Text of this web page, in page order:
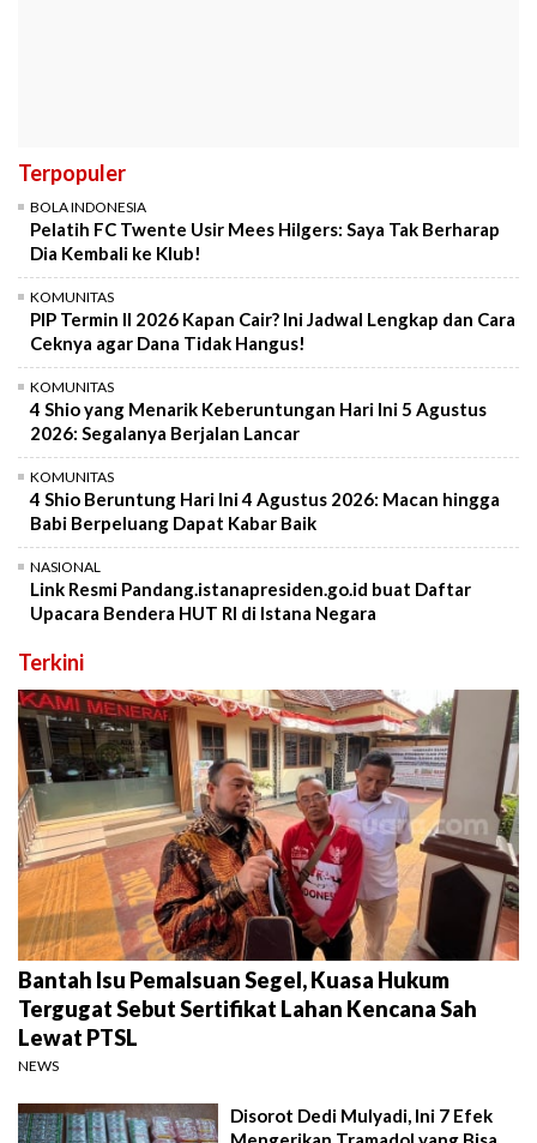
Terpopuler
BOLA INDONESIA
Pelatih FC Twente Usir Mees Hilgers: Saya Tak Berharap
Dia Kembali ke Klub!
KOMUNITAS
PIP Termin II 2026 Kapan Cair? Ini Jadwal Lengkap dan Cara
Ceknya agar Dana Tidak Hangus!
KOMUNITAS
4 Shio yang Menarik Keberuntungan Hari Ini 5 Agustus
2026: Segalanya Berjalan Lancar
KOMUNITAS
4 Shio Beruntung Hari Ini 4 Agustus 2026: Macan hingga
Babi Berpeluang Dapat Kabar Baik
NASIONAL
Link Resmi Pandang.istanapresiden.go.id buat Daftar
Upacara Bendera HUT RI di Istana Negara
Terkini
Bantah Isu Pemalsuan Segel, Kuasa Hukum
Tergugat Sebut Sertifikat Lahan Kencana Sah
Lewat PTSL
NEWS
Disorot Dedi Mulyadi, Ini 7 Efek